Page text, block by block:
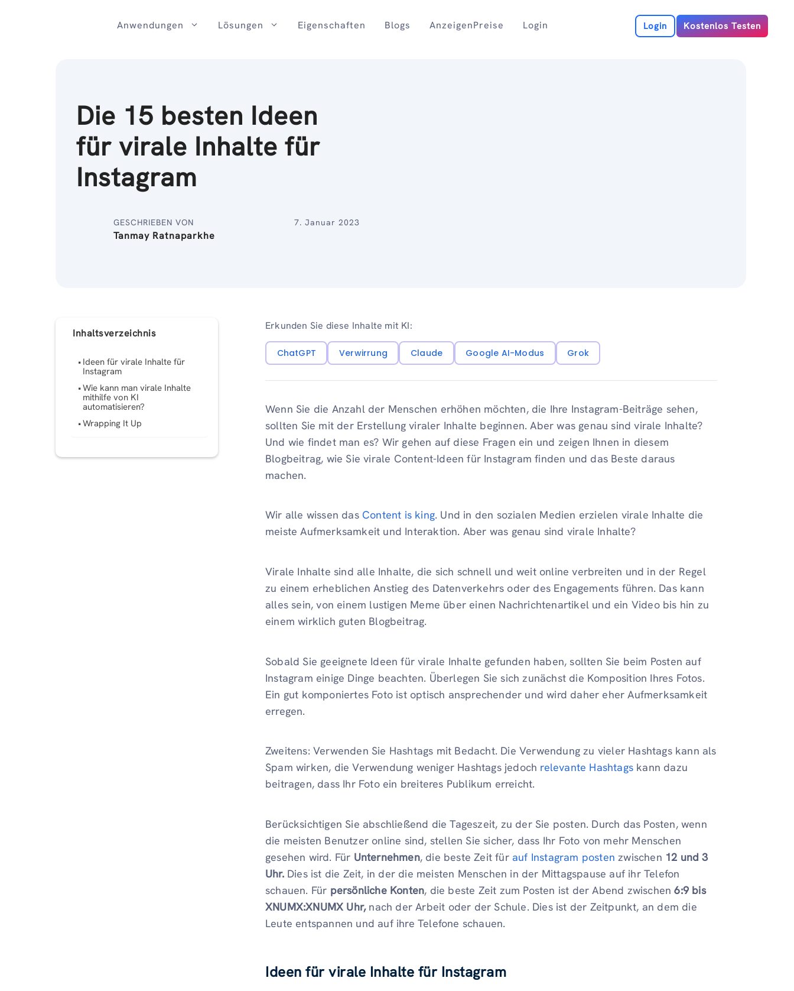
Anwendungen Lösungen Eigenschaften Blogs AnzeigenPreise Login Login Kostenlos Testen
Die 15 besten Ideen
für virale Inhalte für
Instagram
GESCHRIEBEN VON
Tanmay Ratnaparkhe
7. Januar 2023
Inhaltsverzeichnis
Ideen für virale Inhalte für
Instagram
Wie kann man virale Inhalte
mithilfe von KI
automatisieren?
Wrapping It Up
Erkunden Sie diese Inhalte mit KI:
ChatGPT Verwirrung Claude Google AI-Modus Grok
Wenn Sie die Anzahl der Menschen erhöhen möchten, die Ihre Instagram-Beiträge sehen,
sollten Sie mit der Erstellung viraler Inhalte beginnen. Aber was genau sind virale Inhalte?
Und wie findet man es? Wir gehen auf diese Fragen ein und zeigen Ihnen in diesem
Blogbeitrag, wie Sie virale Content-Ideen für Instagram finden und das Beste daraus
machen.
Wir alle wissen das Content is king. Und in den sozialen Medien erzielen virale Inhalte die
meiste Aufmerksamkeit und Interaktion. Aber was genau sind virale Inhalte?
Virale Inhalte sind alle Inhalte, die sich schnell und weit online verbreiten und in der Regel
zu einem erheblichen Anstieg des Datenverkehrs oder des Engagements führen. Das kann
alles sein, von einem lustigen Meme über einen Nachrichtenartikel und ein Video bis hin zu
einem wirklich guten Blogbeitrag.
Sobald Sie geeignete Ideen für virale Inhalte gefunden haben, sollten Sie beim Posten auf
Instagram einige Dinge beachten. Überlegen Sie sich zunächst die Komposition Ihres Fotos.
Ein gut komponiertes Foto ist optisch ansprechender und wird daher eher Aufmerksamkeit
erregen.
Zweitens: Verwenden Sie Hashtags mit Bedacht. Die Verwendung zu vieler Hashtags kann als
Spam wirken, die Verwendung weniger Hashtags jedoch relevante Hashtags kann dazu
beitragen, dass Ihr Foto ein breiteres Publikum erreicht.
Berücksichtigen Sie abschließend die Tageszeit, zu der Sie posten. Durch das Posten, wenn
die meisten Benutzer online sind, stellen Sie sicher, dass Ihr Foto von mehr Menschen
gesehen wird. Für Unternehmen, die beste Zeit für auf Instagram posten zwischen 12 und 3
Uhr.Dies ist die Zeit, in der die meisten Menschen in der Mittagspause auf ihr Telefon
schauen. Für persönliche Konten, die beste Zeit zum Posten ist der Abend zwischen6:9 bis
XNUMX:XNUMX Uhr, nach der Arbeit oder der Schule. Dies ist der Zeitpunkt, an dem die
Leute entspannen und auf ihre Telefone schauen.
Ideen für virale Inhalte für Instagram